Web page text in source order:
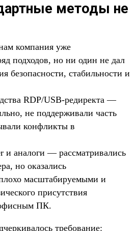
методы не
компания уже
подходов, но ни один не дал
безопасности, стабильности и
RDP/USB-редиректа —
не поддерживали часть
конфликты в
и аналоги — рассматривались
но оказались
масштабируемыми и
присутствия
офисным ПК.
требование: